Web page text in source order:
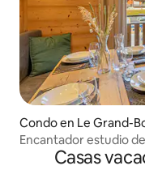
Condo en Le Grand-
Encantador estudio
Casas